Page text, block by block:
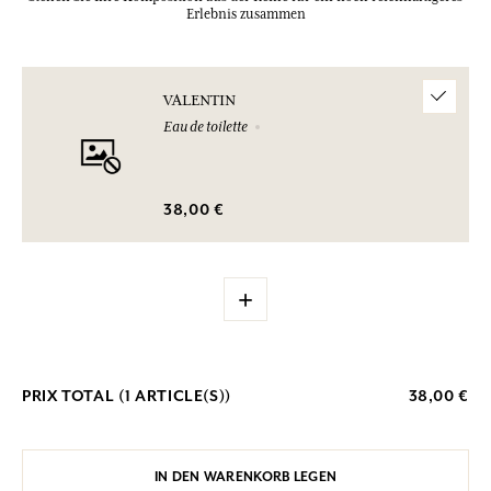
Erlebnis zusammen
VALENTIN
Eau de toilette
38,00 €
+
PRIX TOTAL (1 ARTICLE(S)) 38,00 €
IN DEN WARENKORB LEGEN